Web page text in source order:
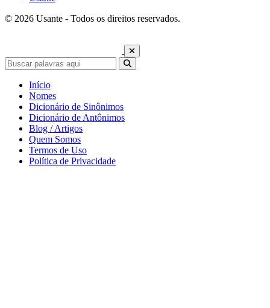
© 2026 Usante - Todos os direitos reservados.
Início
Nomes
Dicionário de Sinônimos
Dicionário de Antônimos
Blog / Artigos
Quem Somos
Termos de Uso
Política de Privacidade